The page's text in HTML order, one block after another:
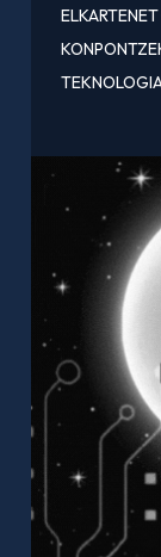
ELKARTENET